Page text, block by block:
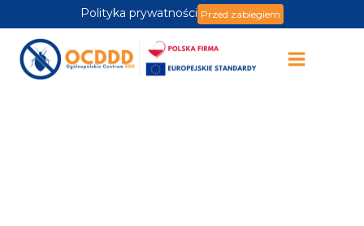
Polityka prywatności Przed zabiegiem